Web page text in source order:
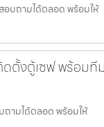
บถามได้ตลอด พร้อมให้
ดตั้งตู้เซฟ พร้อมทีม
ามได้ตลอด พร้อมให้